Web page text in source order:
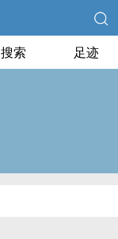
搜索 足迹